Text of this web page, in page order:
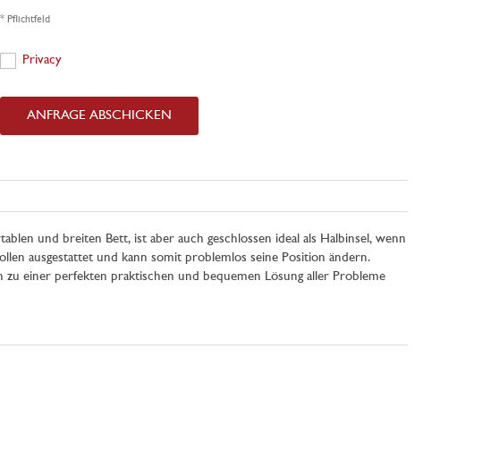
* Pflichtfeld
Privacy
Privacy
ANFRAGE ABSCHICKEN
und breiten Bett, ist aber auch geschlossen ideal als Halbinsel, wenn
ausgestattet und kann somit problemlos seine Position ändern.
zu einer perfekten praktischen und bequemen Lösung aller Probleme